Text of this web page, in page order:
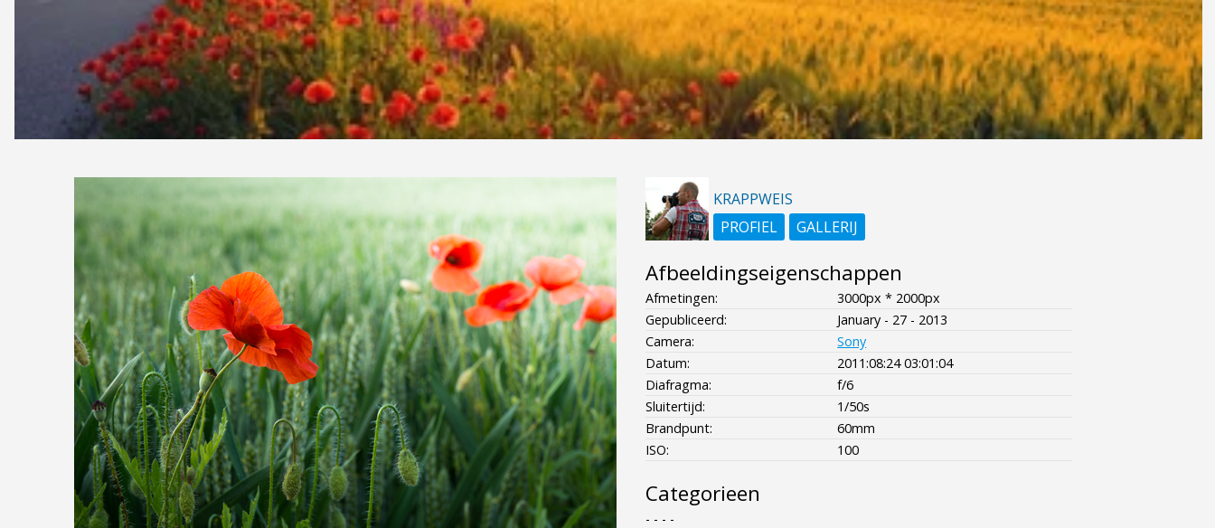
KRAPPWEIS
PROFIEL
GALLERIJ
Afbeeldingseigenschappen
Afmetingen:
3000px * 2000px
Gepubliceerd:
January - 27 - 2013
Camera:
Sony
Datum:
2011:08:24 03:01:04
Diafragma:
f/6
Sluitertijd:
1/50s
Brandpunt:
60mm
ISO:
100
Categorieen
- - - -